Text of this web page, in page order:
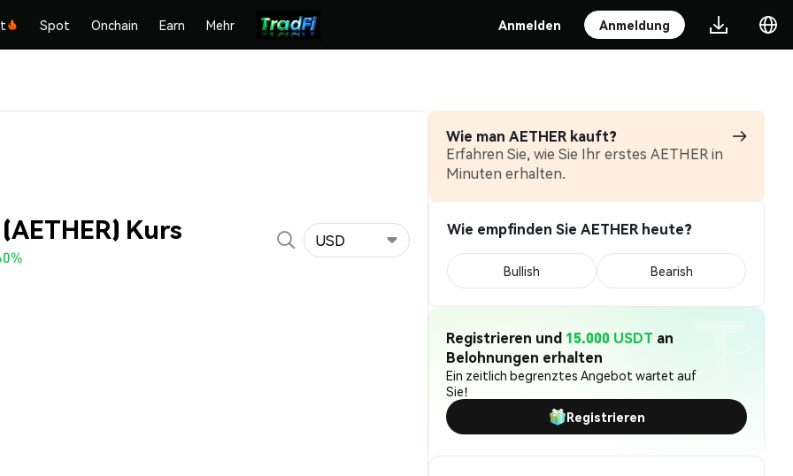
Spot Onchain Earn Mehr Anmelden Anmeldung
Kurs USD
Wie man AETHER kauft?
Erfahren Sie, wie Sie Ihr erstes AETHER in
Minuten erhalten.
Wie empfinden Sie AETHER heute?
Bullish Bearish
Registrieren und 15.000 USDT an
Belohnungen erhalten
Ein zeitlich begrenztes Angebot wartet auf
Sie!
Registrieren